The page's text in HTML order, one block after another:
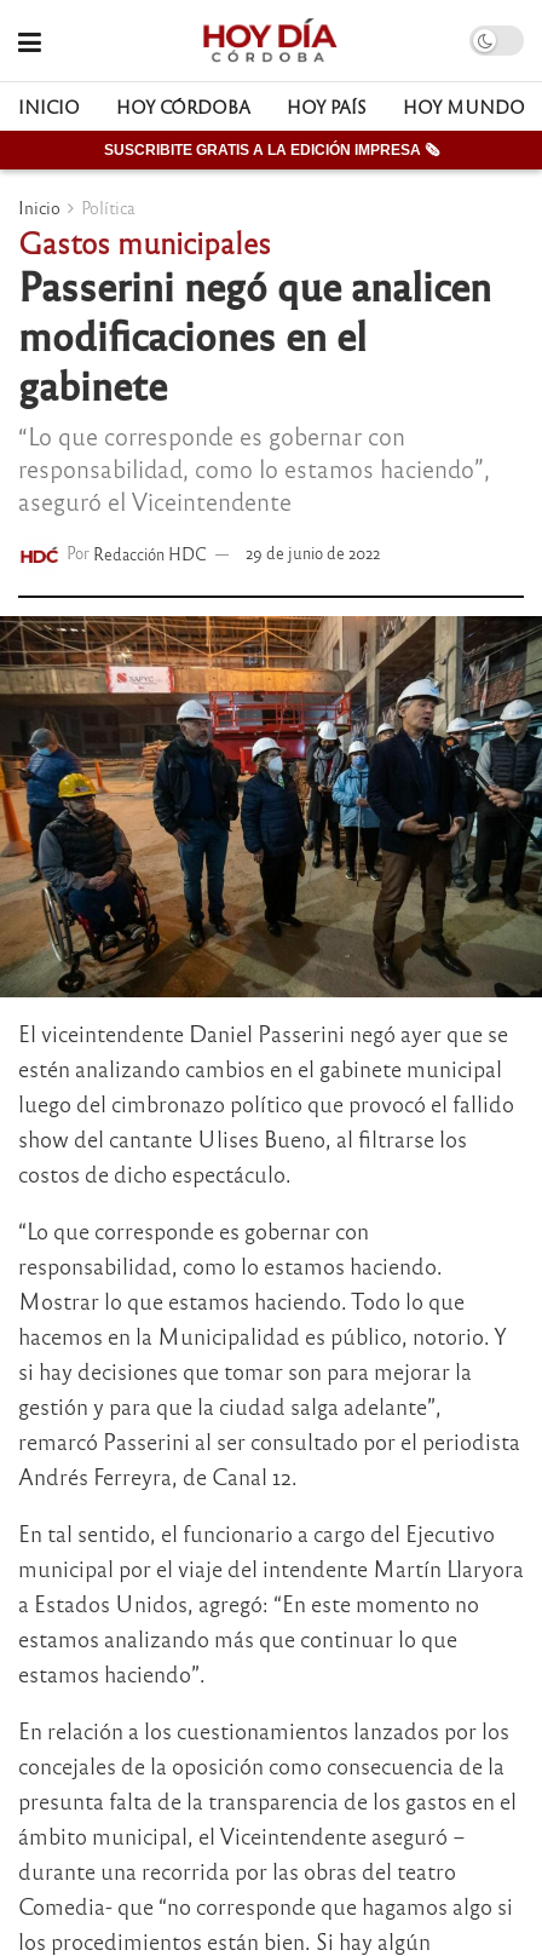
INICIO HOY CÓRDOBA HOY PAÍS HOY MUNDO
SUSCRIBITE GRATIS A LA EDICIÓN IMPRESA 🗞
Inicio Política
Gastos municipales
Passerini negó que analicen
modificaciones en el
gabinete
“Lo que corresponde es gobernar con
responsabilidad, como lo estamos haciendo”,
aseguró el Viceintendente
Por Redacción HDC 29 de junio de 2022
El viceintendente Daniel Passerini negó ayer que se
estén analizando cambios en el gabinete municipal
luego del cimbronazo político que provocó el fallido
show del cantante Ulises Bueno, al filtrarse los
costos de dicho espectáculo.
“Lo que corresponde es gobernar con
responsabilidad, como lo estamos haciendo.
Mostrar lo que estamos haciendo. Todo lo que
hacemos en la Municipalidad es público, notorio. Y
si hay decisiones que tomar son para mejorar la
gestión y para que la ciudad salga adelante”,
remarcó Passerini al ser consultado por el periodista
Andrés Ferreyra, de Canal 12.
En tal sentido, el funcionario a cargo del Ejecutivo
municipal por el viaje del intendente Martín Llaryora
a Estados Unidos, agregó: “En este momento no
estamos analizando más que continuar lo que
estamos haciendo”.
En relación a los cuestionamientos lanzados por los
concejales de la oposición como consecuencia de la
presunta falta de la transparencia de los gastos en el
ámbito municipal, el Viceintendente aseguró –
durante una recorrida por las obras del teatro
Comedia- que “no corresponde que hagamos algo si
los procedimientos están bien. Si hay algún